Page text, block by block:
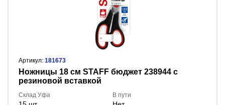
Артикул: 181673
Ножницы 18 см STAFF бюджет 238944 с
резиновой вставкой
Склад Уфа В пути